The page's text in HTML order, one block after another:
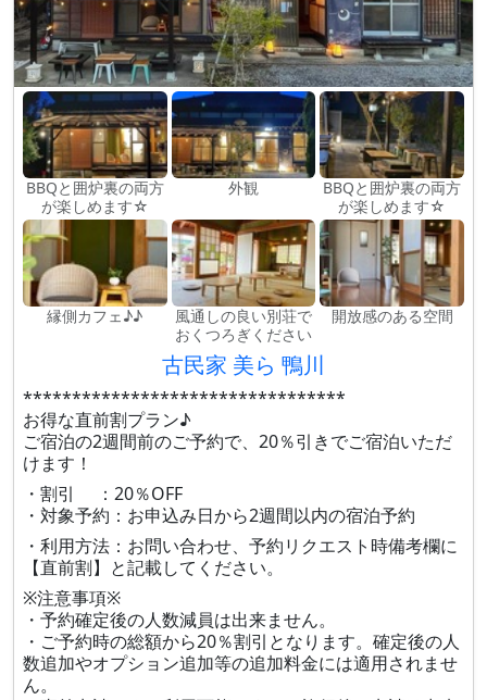
BBQと囲炉裏の両方
が楽しめます☆
外観
BBQと囲炉裏の両方
が楽しめます☆
縁側カフェ♪♪
風通しの良い別荘で
おくつろぎください
開放感のある空間
古民家 美ら 鴨川
*********************************
お得な直前割プラン♪
ご宿泊の2週間前のご予約で、20％引きでご宿泊いただ
けます！
・割引 ：20％OFF
・対象予約：お申込み日から2週間以内の宿泊予約
・利用方法：お問い合わせ、予約リクエスト時備考欄に
【直前割】と記載してください。
※注意事項※
・予約確定後の人数減員は出来ません。
・ご予約時の総額から20％割引となります。確定後の人
数追加やオプション追加等の追加料金には適用されませ
ん。